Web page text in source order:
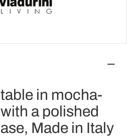
in mocha-
a polished
Made in Italy